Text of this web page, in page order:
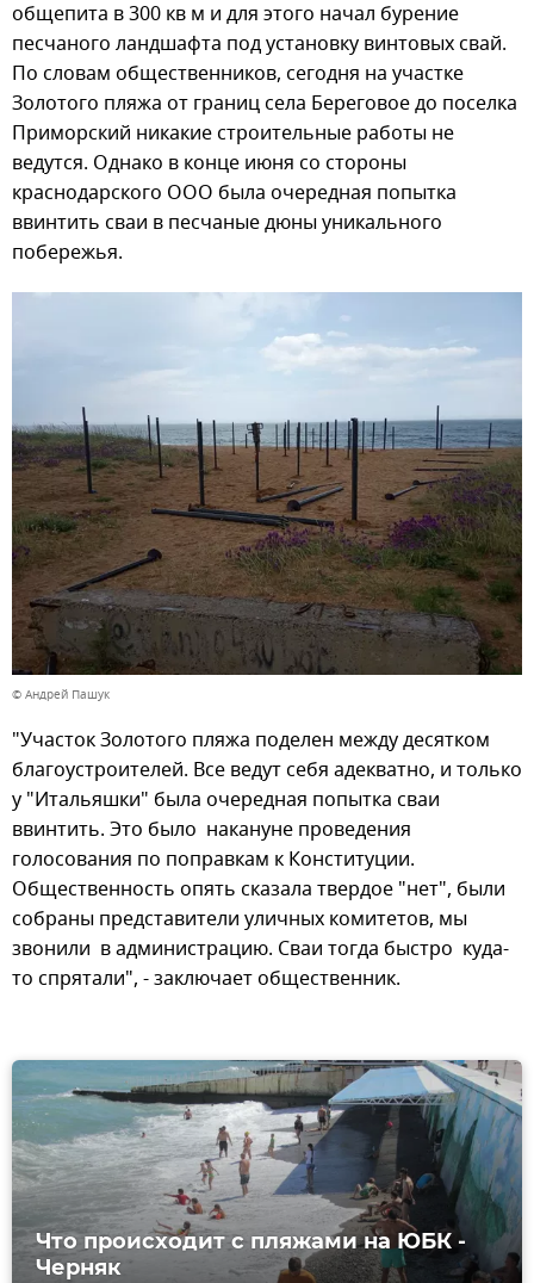
общепита в 300 кв м и для этого начал бурение
песчаного ландшафта под установку винтовых свай.
По словам общественников, сегодня на участке
Золотого пляжа от границ села Береговое до поселка
Приморский никакие строительные работы не
ведутся. Однако в конце июня со стороны
краснодарского ООО была очередная попытка
ввинтить сваи в песчаные дюны уникального
побережья.
© Андрей Пашук
"Участок Золотого пляжа поделен между десятком
благоустроителей. Все ведут себя адекватно, и только
у "Итальяшки" была очередная попытка сваи
ввинтить. Это было накануне проведения
голосования по поправкам к Конституции.
Общественность опять сказала твердое "нет", были
собраны представители уличных комитетов, мы
звонили в администрацию. Сваи тогда быстро куда-
то спрятали", - заключает общественник.
Что происходит с пляжами на ЮБК -
Черняк